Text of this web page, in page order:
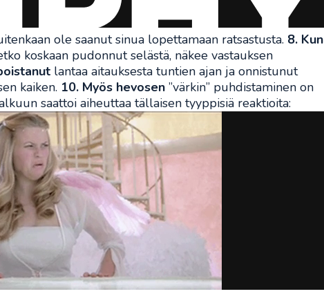
ole saanut sinua lopettamaan ratsastusta. 8. Kun
koskaan pudonnut selästä, näkee vastauksen
lantaa aitauksesta tuntien ajan ja onnistunut
kaiken. 10. Myös hevosen ”värkin” puhdistaminen on
saattoi aiheuttaa tällaisen tyyppisiä reaktioita: